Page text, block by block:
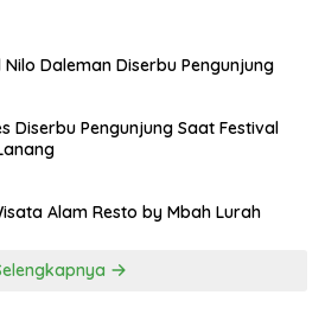
Daleman Diserbu Pengunjung
Diserbu Pengunjung Saat Festival
Alam Resto by Mbah Lurah